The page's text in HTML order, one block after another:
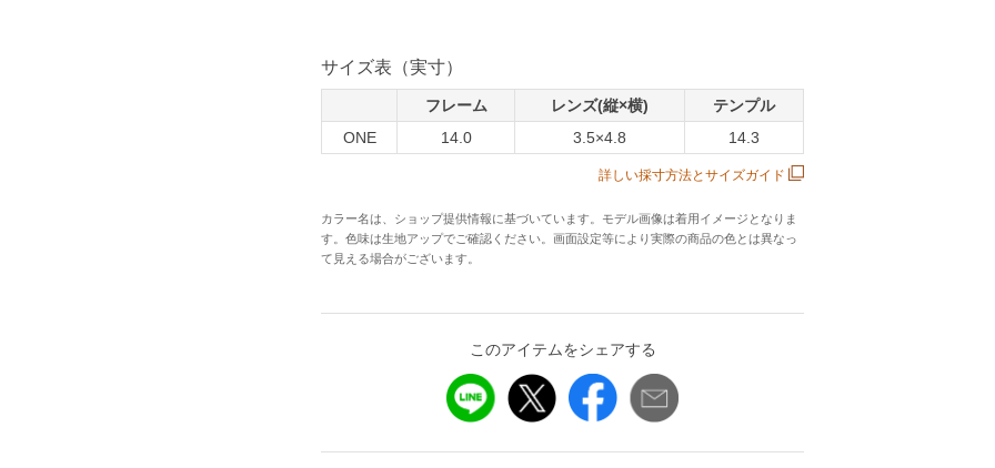
サイズ表（実寸）
フレーム レンズ(縦×横)
テンプル
ONE
14.0 3.5×4.8 14.3
詳しい採寸方法とサイズガイド
カラー名は、ショップ提供情報に基づいています。モデル画像は着用イメージとなりま
す。色味は生地アップでご確認ください。画面設定等により実際の商品の色とは異なっ
て見える場合がございます。
このアイテムをシェアする